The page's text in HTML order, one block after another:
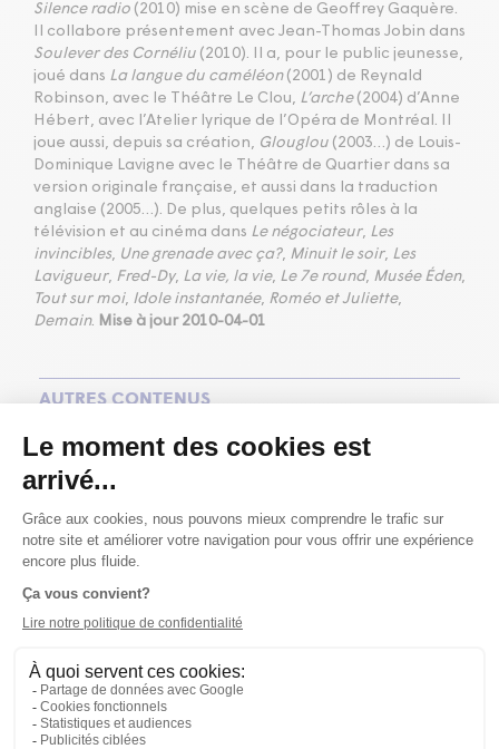
Silence radio (2010) mise en scène de Geoffrey Gaquère.
Il collabore présentement avec Jean-Thomas Jobin dans
Soulever des Cornéliu (2010). Il a, pour le public jeunesse,
joué dans La langue du caméléon(2001) de Reynald
Robinson, avec le Théâtre Le Clou, L’arche(2004) d’Anne
Hébert, avec l’Atelier lyrique de l’Opéra de Montréal. Il
joue aussi, depuis sa création, Glouglou (2003…) de Louis-
Dominique Lavigne avec le Théâtre de Quartier dans sa
version originale française, et aussi dans la traduction
anglaise (2005…). De plus, quelques petits rôles à la
télévision et au cinéma dans Le négociateur, Les
invincibles, Une grenade avec ça?, Minuit le soir, Les
Lavigueur, Fred-Dy, La vie, la vie, Le 7e round, Musée Éden,
Tout sur moi, Idole instantanée, Roméo et Juliette,
Demain. Mise à jour 2010-04-01
AUTRES CONTENUS
CRITIQUES Publié le 25/10/01
ASHER, LONDRES, 1968 DE SÉBASTIEN HARRISSON
« Le public y retrouvera, avec bonheur, la grande
qualité des comédiens québécois. »